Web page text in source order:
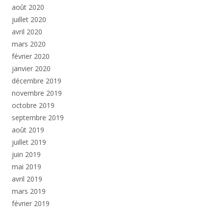
août 2020
juillet 2020
avril 2020
mars 2020
février 2020
janvier 2020
décembre 2019
novembre 2019
octobre 2019
septembre 2019
août 2019
juillet 2019
juin 2019
mai 2019
avril 2019
mars 2019
février 2019